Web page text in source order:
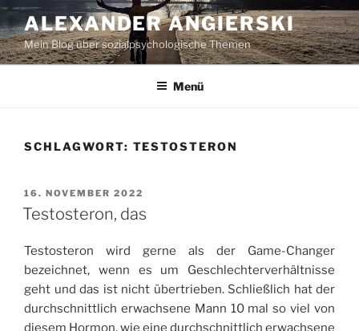
Zum
Inhalt
springen
ALEXANDER ANGIERSKI
Mein Blog über sozialpsychologische Themen
Menü
SCHLAGWORT: TESTOSTERON
VERÖFFENTLICHT
AM
16. NOVEMBER 2022
Testosteron, das
Testosteron wird gerne als der Game-Changer
bezeichnet, wenn es um Geschlechterverhältnisse
geht und das ist nicht übertrieben. Schließlich hat der
durchschnittlich erwachsene Mann 10 mal so viel von
diesem Hormon, wie eine durchschnittlich erwachsene